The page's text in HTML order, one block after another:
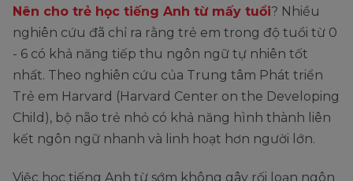
Nên cho trẻ học tiếng Anh từ mấy tuổi? Nhiều
nghiên cứu đã chỉ ra rằng trẻ em trong độ tuổi từ 0
- 6 có khả năng tiếp thu ngôn ngữ tự nhiên tốt
nhất. Theo nghiên cứu của Trung tâm Phát triển
Trẻ em Harvard (Harvard Center on the Developing
Child), bộ não trẻ nhỏ có khả năng hình thành liên
kết ngôn ngữ nhanh và linh hoạt hơn người lớn.
Việc học tiếng Anh từ sớm không gây rối loạn ngôn